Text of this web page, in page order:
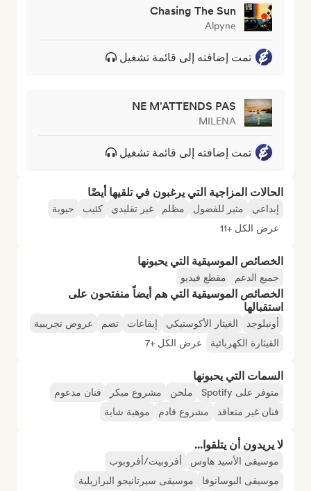
Chasing The Sun
Alpyne
تمت إضافته إلى قائمة تشغيل
NE M'ATTENDS PAS
MILENA
تمت إضافته إلى قائمة تشغيل
الحالات المزاجية التي يرغبون في تلقيها أيضًا
إبداعي مثير للفضول مظلم غير تقليدي كئيب
حيوية
عرض الكل +11
الخصائص الموسيقية التي يحبونها
جميع الدعم مقطع فيديو
الخصائص الموسيقية التي هم أيضاً منفتحون على
استقبالها
أونبلوجد الغيتار الأكوستيكي إيقاعات تضم
عروض تجريبية
القيثارة الكهربائية
عرض الكل +7
السمات التي يحبونها
متوفر على Spotify ملحن مشروع مبكر
فنان مدعوم
فنان غير متعاقد
مشروع قادم موهبة شابة
لا يريدون أن يتلقوا...
موسيقى الأسيد هاوس
أفروبيت/أفروبوب
موسيقى البوسانوفا
موسيقى سيرتانيجو البرازيلية